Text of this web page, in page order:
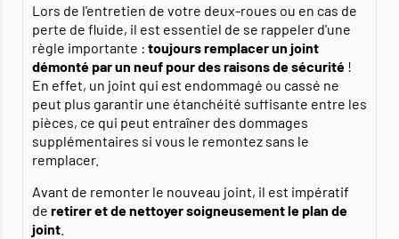
Lors de l'entretien de votre deux-roues ou en cas de
perte de fluide, il est essentiel de se rappeler d'une
règle importante : toujours remplacer un joint
démonté par un neuf pour des raisons de sécurité !
En effet, un joint qui est endommagé ou cassé ne
peut plus garantir une étanchéité suffisante entre les
pièces, ce qui peut entraîner des dommages
supplémentaires si vous le remontez sans le
remplacer.
Avant de remonter le nouveau joint, il est impératif
de retirer et de nettoyer soigneusement le plan de
joint